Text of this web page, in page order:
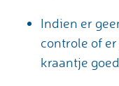
Indien er
controle of
kraantje